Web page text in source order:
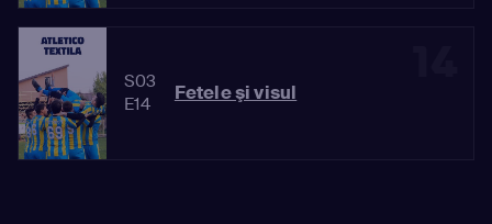
S03
E14
Fetele şi visul